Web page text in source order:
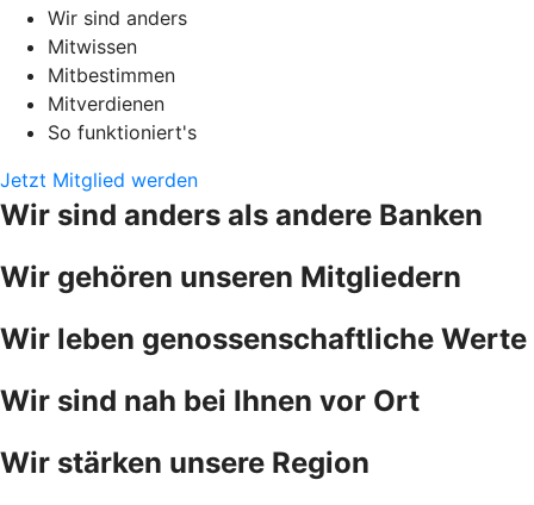
Wir sind anders
Mitwissen
Mitbestimmen
Mitverdienen
So funktioniert's
Jetzt Mitglied werden
Wir sind anders als andere Banken
Wir gehören unseren Mitgliedern
Wir leben genossenschaftliche Werte
Wir sind nah bei Ihnen vor Ort
Wir stärken unsere Region